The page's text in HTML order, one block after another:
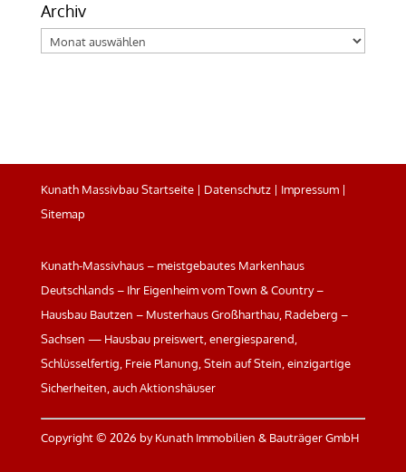
Archiv
Archiv
Kunath Massivbau Startseite| Datenschutz| Impressum|
Sitemap
Kunath-Massivhaus – meistgebautes Markenhaus
Deutschlands – Ihr Eigenheim vom Town & Country –
Hausbau Bautzen – Musterhaus Großharthau, Radeberg –
Sachsen — Hausbau preiswert, energiesparend,
Schlüsselfertig, Freie Planung, Stein auf Stein, einzigartige
Sicherheiten, auch Aktionshäuser
Copyright © 2026 by Kunath Immobilien & Bauträger GmbH